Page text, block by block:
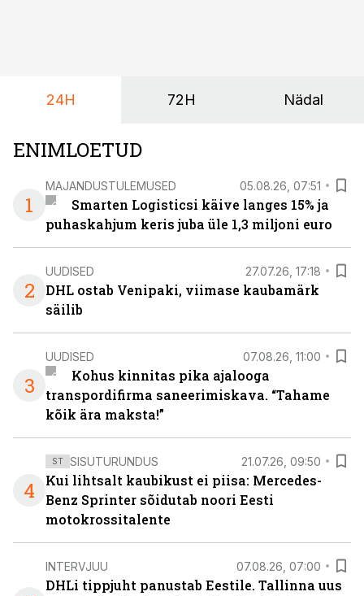
24H 72H Nädal
ENIMLOETUD
1
MAJANDUSTULEMUSED 05.08.26, 07:51
Smarten Logisticsi käive langes 15% ja
puhaskahjum keris juba üle 1,3 miljoni euro
2
UUDISED 27.07.26, 17:18
DHL ostab Venipaki, viimase kaubamärk
säilib
3
UUDISED 07.08.26, 11:00
Kohus kinnitas pika ajalooga
transpordifirma saneerimiskava. “Tahame
kõik ära maksta!”
4
ST SISUTURUNDUS 21.07.26, 09:50
Kui lihtsalt kaubikust ei piisa: Mercedes-
Benz Sprinter sõidutab noori Eesti
motokrossitalente
INTERVJUU 07.08.26, 07:00
DHLi tippjuht panustab Eestile. Tallinna uus